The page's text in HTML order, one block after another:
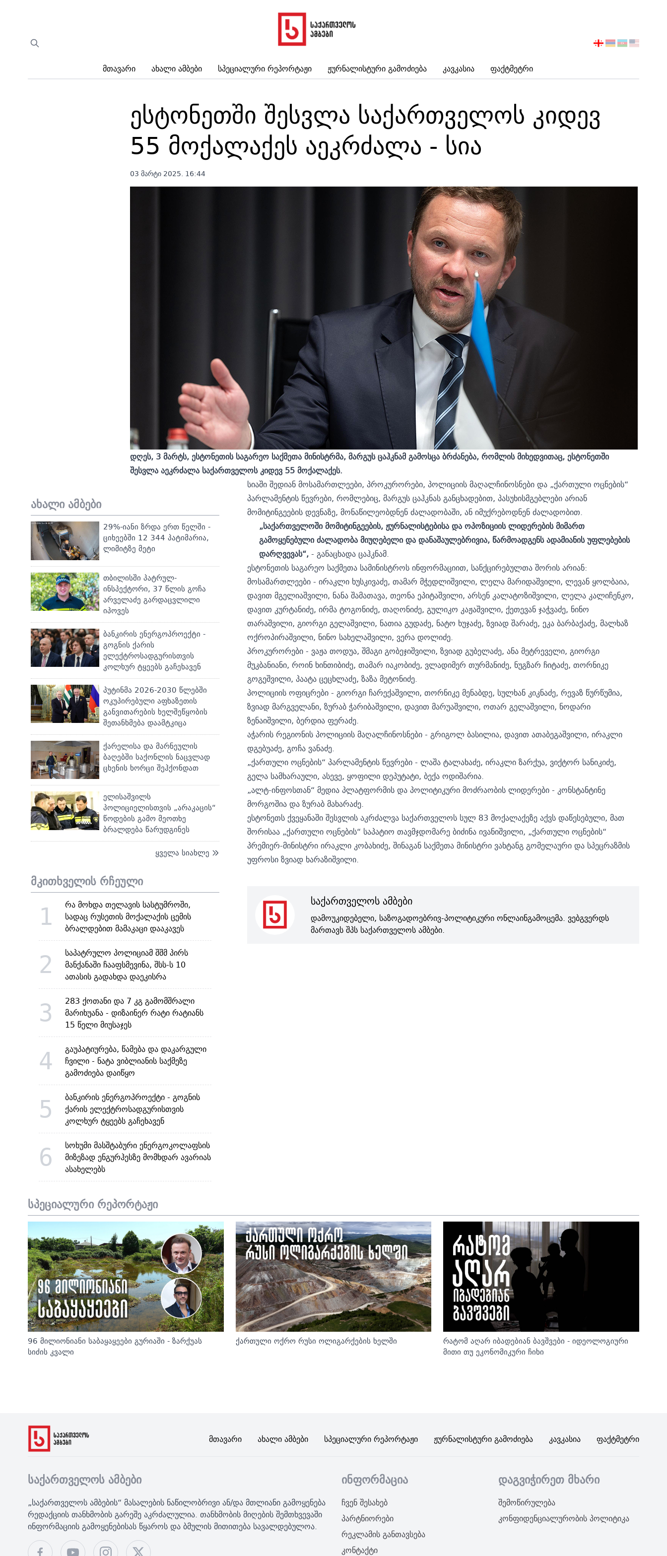
Მთავარი Ახალი Ამბები Სპეციალური Რეპორტაჟი Ჟურნალისტური Გამოძიება Კავკასია Ფაქტმეტრი
აირჩიეთ
ესტონეთში შესვლა საქართველოს კიდევ
55 მოქალაქეს აეკრძალა - სია
03 მარტი 2025. 16:44
დღეს, 3 მარტს,ესტონეთისსაგარეო საქმეთა მინისტრმა,მარგუს ცაჰკნამ გამოსცა ბრძანება, რომლის მიხედვითაც, ესტონეთში
შესვლა აეკრძალა საქართველოს კიდევ 55მოქალაქეს.
ახალი ამბები
29%-იანი ზრდა ერთ წელში -
ციხეებში 12 344 პატიმარია,
ლიმიტზე მეტი
თბილისში პატრულ-
ინსპექტორი, 37 წლის გოჩა
არველაძე გარდაცვლილი
იპოვეს
ბანკირის ენერგოპროექტი -
გოგნის ქარის
ელექტროსადგურისთვის
კოლხურ ტყეებს გაჩეხავენ
პუტინმა 2026-2030 წლებში
ოკუპირებული აფხაზეთის
განვითარების ხელშეწყობის
შეთანხმება დაამტკიცა
ქარელისა და მარნეულის
ბაღებში საქონლის ნაცვლად
ცხენის ხორცი შეჰქონდათ
ელისაშვილს
პოლიციელისთვის „არაკაცის“
წოდების გამო მეოთხე
ბრალდება წარუდგინეს
ყველა სიახლე
მკითხველის რჩეული
1
რა მოხდა თელავის სასტუმროში,
სადაც რუსეთის მოქალაქის ცემის
ბრალდებით მამაკაცი დააკავეს
2
საპატრულო პოლიციამ შშმ პირს
მანქანაში ჩააფსმევინა, შსს-ს 10
ათასის გადახდა დაეკისრა
3
283 ქოთანი და 7 კგ გამომშრალი
მარიხუანა - დიზაინერ რატი რატიანს
15 წელი მიუსაჯეს
4
გაუპატიურება, წამება და დაკარგული
ჩვილი - ნატა ვიბლიანის საქმეზე
გამოძიება დაიწყო
5
ბანკირის ენერგოპროექტი - გოგნის
ქარის ელექტროსადგურისთვის
კოლხურ ტყეებს გაჩეხავენ
6
სოხუმი მასშტაბური ენერგოკოლაფსის
მიზეზად ენგურჰესზე მომხდარ ავარიას
ასახელებს
სიაში შედიან მოსამართლეები, პროკურორები, პოლიციის მაღალჩინოსნები და „ქართული ოცნების“
პარლამენტის წევრები, რომლებიც, მარგუს ცაჰკნას განცხადებით, პასუხისმგებლები არიან
მომიტინგეების დევნაზე, მონაწილეობდნენ ძალადობაში, ან იმუქრებოდნენ ძალადობით.
„საქართველოში მომიტინგეების, ჟურნალისტებისა და ოპოზიციის ლიდერების მიმართ
გამოყენებული ძალადობა მიუღებელი და დანაშაულებრივია, წარმოადგენს ადამიანის უფლებების
დარღვევას“,- განაცხადა ცაჰკნამ.
ესტონეთის საგარეო საქმეთა სამინისტროს ინფორმაციით, სანქცირებულთა შორის არიან:
მოსამართლეები - ირაკლი ხუსკივაძე, თამარ მჭედლიშვილი, ლელა მარიდაშვილი, ლევან ყოლბაია,
დავით მგელიაშვილი, ნანა შამათავა, თეონა ეპიტაშვილი, არსენ კალატოზიშვილი, ლელა კალიჩენკო,
დავით კურტანიძე, ირმა ტოგონიძე, თაღონიძე, გულიკო კაჟაშვილი, ქეთევან ჯაჭვაძე, ნინო
თარაშვილი, გიორგი გელაშვილი, ნათია გუდაძე, ნატო ხუჯაძე, ზვიად შარაძე, ეკა ბარბაქაძე, მალხაზ
ოქროპირაშვილი, ნინო სახელაშვილი, ვერა დოლიძე.
პროკურორები - ვაჟა თოდუა, შმაგი გობეჯიშვილი, ზვიად გუბელაძე, ანა მეტრეველი, გიორგი
მუკბანიანი, როინ ხინთიბიძე, თამარ იაკობიძე, ვლადიმერ თურმანიძე, ნუგზარ ჩიტაძე, თორნიკე
გოგეშვილი, პაატა ცეცხლაძე, ზაზა მეტონიძე.
პოლიციის ოფიცრები - გიორგი ჩარექაშვილი, თორნიკე მენაბდე, სულხან კიკნაძე, რევაზ წურწუმია,
ზვიად მარგველანი, ზურაბ ჭარიბაშვილი, დავით მარუაშვილი, ოთარ გელაშვილი, ნოდარი
ზენაიშვილი, ბერდია ფერაძე.
აჭარის რეგიონის პოლიციის მაღალჩინოსნები - გრიგოლ ბასილია, დავით ათაბეგაშვილი, ირაკლი
დგებუაძე, გოჩა ვანაძე.
„ქართული ოცნების“ პარლამენტის წევრები - ლაშა ტალახაძე, ირაკლი ზარქუა, ვიქტორ სანიკიძე,
გელა სამხარაული, ასევე, ყოფილი დეპუტატი, ბექა ოდიშარია.
„ალტ-ინფოსთან“ მედია პლატფორმის და პოლიტიკური მოძრაობის ლიდერები - კონსტანტინე
მორგოშია და ზურაბ მახარაძე.
ესტონეთს ქვეყანაში შესვლის აკრძალვა საქართველოს სულ 83 მოქალაქეზე აქვს დაწესებული, მათ
შორისაა „ქართული ოცნების“ საპატიო თავმჯდომარე ბიძინა ივანიშვილი, „ქართული ოცნების“
პრემიერ-მინისტრი ირაკლი კობახიძე, შინაგან საქმეთა მინისტრი ვახტანგ გომელაური და სპეცრაზმის
უფროსი ზვიად ხარაზიშვილი.
საქართველოს ამბები
დამოუკიდებელი, საზოგადოებრივ-პოლიტიკური ონლაინგამოცემა. ვებგვერდს
მართავს შპს საქართველოს ამბები.
სპეციალური რეპორტაჟი
96 მილიონიანი საბაყაყეები გურიაში - ზარქუას
სიძის კვალი
ქართული ოქრო რუსი ოლიგარქების ხელში
რატომ აღარ იბადებიან ბავშვები - იდეოლოგიური
მითი თუ ეკონომიკური ჩიხი
Მთავარი Ახალი Ამბები Სპეციალური Რეპორტაჟი Ჟურნალისტური Გამოძიება Კავკასია Ფაქტმეტრი
საქართველოს ამბები
„საქართველოს ამბების“ მასალების ნაწილობრივი ან/და მთლიანი გამოყენება
რედაქციის თანხმობის გარეშე აკრძალულია. თანხმობის მიღების შემთხვევაში
ინფორმაციის გამოყენებისას წყაროს და ბმულის მითითება სავალდებულოა.
ინფორმაცია
ჩვენ შესახებ
პარტნიორები
რეკლამის განთავსება
კონტაქტი
დაგვიჭირეთ მხარი
შემოწირულება
კონფიდენციალურობის პოლიტიკა